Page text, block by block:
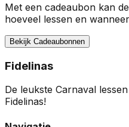
Met een cadeaubon kan
hoeveel lessen en
Bekijk Cadeaubonnen
Fidelinas
De leukste Carnaval
Fidelinas!